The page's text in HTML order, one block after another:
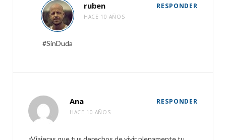
ruben
HACE 10 AÑOS
RESPONDER
#SinDuda
Ana
HACE 10 AÑOS
RESPONDER